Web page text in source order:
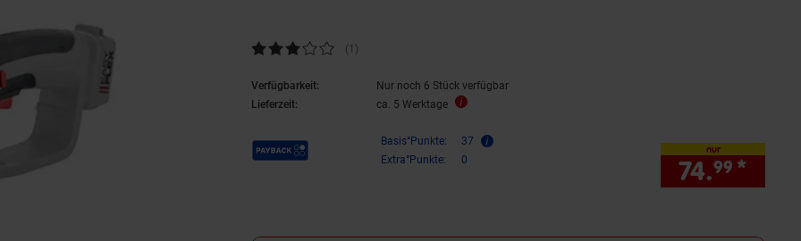
Kundenbewertung: 3 von 5 Sternen
(1 Kundenbewertungen
)
Verfügbarkeit:
Nur noch 6 Stück verfügbar
Lieferzeit:
ca. 5 Werktage
Payback Punkte Basis°Punkte:
37
Extra°Punkte:
0
nur
74.99 *